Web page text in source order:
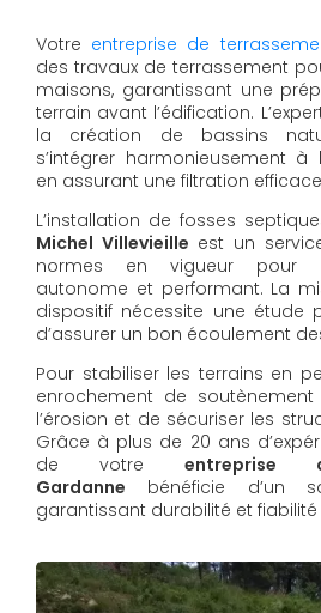
Votre entreprise de
des travaux de terrassement
maisons, garantissant une
terrain avant l’édification.
la création de bassins
s’intégrer harmonieusement à
en assurant une filtration
L’installation de fosses
Michel Villevieille est un
normes en vigueur pour
autonome et performant. La
dispositif nécessite une étude
d’assurer un bon écoulement
Pour stabiliser les terrains en
enrochement de
l’érosion et de sécuriser les
Grâce à plus de 20 ans
de votre entreprise
Gardanne bénéficie d’un
garantissant durabilité et